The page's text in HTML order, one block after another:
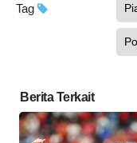
Tag
Berita Terkait